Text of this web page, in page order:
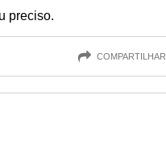
preciso.
COMPARTILHAR